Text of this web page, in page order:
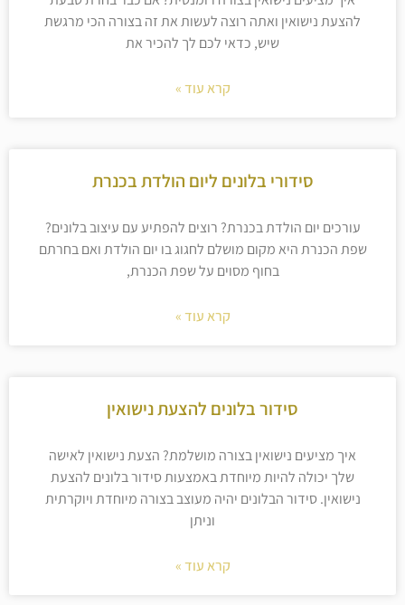
להצעת נישואין ואתה רוצה לעשות את זה בצורה הכי מרגשת
שיש, כדאי לכם לך להכיר את
קרא עוד »
סידורי בלונים ליום הולדת בכנרת
עורכים יום הולדת בכנרת? רוצים להפתיע עם עיצוב בלונים?
שפת הכנרת היא מקום מושלם לחגוג בו יום הולדת ואם בחרתם
בחוף מסוים על שפת הכנרת,
קרא עוד »
סידור בלונים להצעת נישואין
איך מציעים נישואין בצורה מושלמת? הצעת נישואין לאישה
שלך יכולה להיות מיוחדת באמצעות סידור בלונים להצעת
נישואין. סידור הבלונים יהיה מעוצב בצורה מיוחדת ויוקרתית
וניתן
קרא עוד »